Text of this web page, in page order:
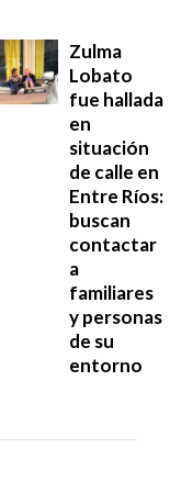
Zulma
Lobato
fue hallada
en
situación
de calle en
Entre Ríos:
buscan
contactar
a
familiares
y personas
de su
entorno